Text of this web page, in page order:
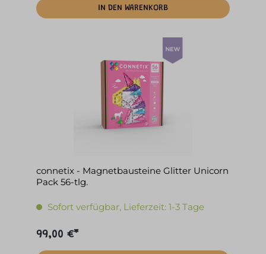
IN DEN WARENKORB
connetix - Magnetbausteine Glitter Unicorn
Pack 56-tlg.
Sofort verfügbar, Lieferzeit: 1-3 Tage
99,00 €*